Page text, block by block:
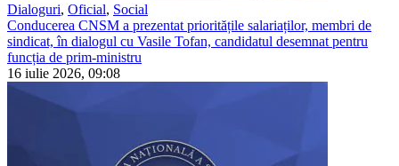
Dialoguri, Oficial, Social
Conducerea CNSM a prezentat prioritățile salariaților, membri de
sindicat, în dialogul cu Vasile Tofan, candidatul desemnat pentru
funcția de prim-ministru
16 iulie 2026, 09:08